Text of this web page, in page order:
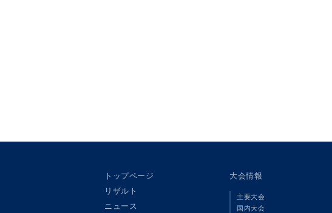
トップページ
リザルト
ニュース
大会情報
主要大会
国内大会